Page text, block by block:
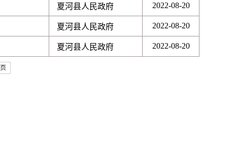
夏河县人民政府 2022-08-20
夏河县人民政府 2022-08-20
夏河县人民政府 2022-08-20
页